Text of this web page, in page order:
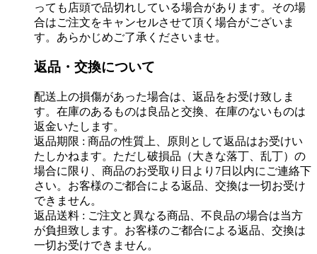
っても店頭で品切れしている場合があります。その場
合はご注文をキャンセルさせて頂く場合がございま
す。あらかじめご了承くださいませ。
返品・交換について
配送上の損傷があった場合は、返品をお受け致しま
す。在庫のあるものは良品と交換、在庫のないものは
返金いたします。
返品期限 : 商品の性質上、原則として返品はお受けい
たしかねます。ただし破損品（大きな落丁、乱丁）の
場合に限り、商品のお受取り日より7日以内にご連絡下
さい。お客様のご都合による返品、交換は一切お受け
できません。
返品送料 : ご注文と異なる商品、不良品の場合は当方
が負担致します。お客様のご都合による返品、交換は
一切お受けできません。